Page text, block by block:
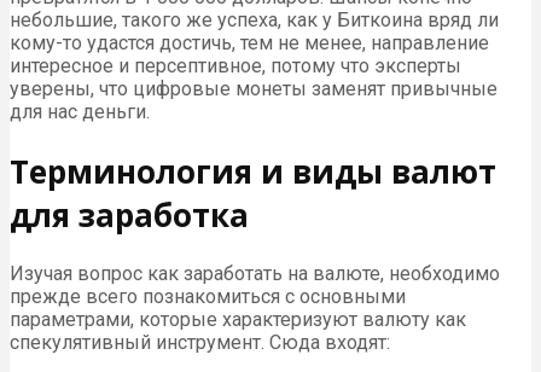
небольшие, такого же успеха, как у Биткоина вряд ли
кому-то удастся достичь, тем не менее, направление
интересное и персептивное, потому что эксперты
уверены, что цифровые монеты заменят привычные
для нас деньги.
Терминология и виды валют
для заработка
Изучая вопрос как заработать на валюте, необходимо
прежде всего познакомиться с основными
параметрами, которые характеризуют валюту как
спекулятивный инструмент. Сюда входят: